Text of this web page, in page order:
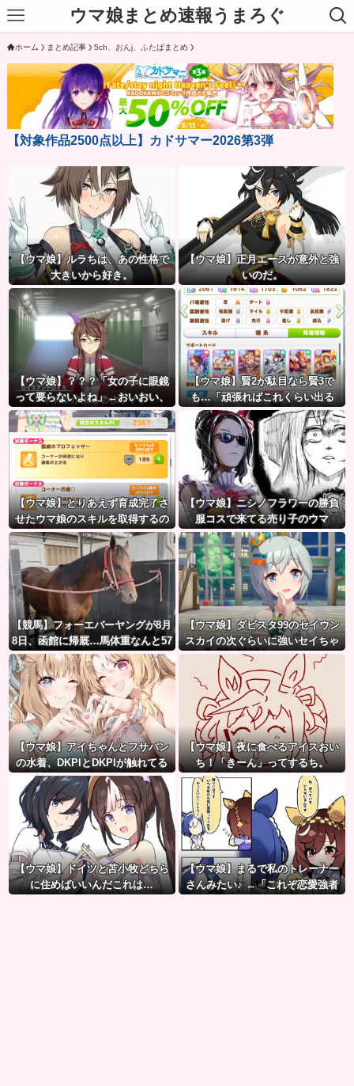
ウマ娘まとめ速報うまろぐ
ホーム まとめ記事 5ch、おんj、ふたばまとめ
【対象作品2500点以上】カドサマー2026第3弾
【ウマ娘】ルラちは、あの性格で
大きいから好き。
【ウマ娘】正月エースが意外と強
いのだ。
【ウマ娘】？？？「女の子に眼鏡
って要らないよね」←おいおい、
こいつ●ぬぞ…
【ウマ娘】賢2が駄目なら賢3で
も…「頑張ればこれくらい出る
よ」
【ウマ娘】とりあえず育成完了さ
せたウマ娘のスキルを取得するの
が面倒…このまま終わらせたろ！
←「実はこれちょっと損してる
ぞ」
【ウマ娘】ニシノフラワーの勝負
服コスで来てる売り子のウマ
娘！？
【競馬】フォーエバーヤングが8月
8日、函館に帰厩…馬体重なんと57
3キロ。←「デカすぎんだろ…」
【ウマ娘】ダビスタ99のセイウン
スカイの次ぐらいに強いセイちゃ
ん。
【ウマ娘】アイちゃんとフサパン
の水着、DKPIとDKPIが触れてる
構図が良き…
【ウマ娘】夜に食べるアイスおい
ち！「きーん」ってするち。
【ウマ娘】ドイツと苫小牧どちら
に住めばいいんだこれは…
【ウマ娘】まるで私のトレーナー
さんみたい♪ ←「これぞ恋愛強者